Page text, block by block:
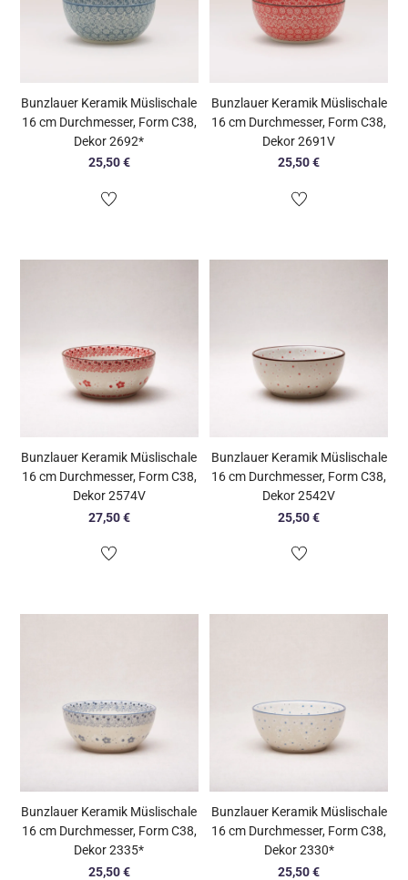
Bunzlauer Keramik Müslischale
16 cm Durchmesser, Form C38,
Dekor 2692*
25,50€
Bunzlauer Keramik Müslischale
16 cm Durchmesser, Form C38,
Dekor 2691V
25,50€
Bunzlauer Keramik Müslischale
16 cm Durchmesser, Form C38,
Dekor 2574V
27,50€
Bunzlauer Keramik Müslischale
16 cm Durchmesser, Form C38,
Dekor 2542V
25,50€
Bunzlauer Keramik Müslischale
16 cm Durchmesser, Form C38,
Dekor 2335*
25,50€
Bunzlauer Keramik Müslischale
16 cm Durchmesser, Form C38,
Dekor 2330*
25,50€